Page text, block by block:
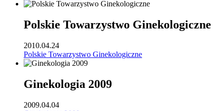
Polskie Towarzystwo Ginekologiczne
2010.04.24
Polskie Towarzystwo Ginekologiczne
Ginekologia 2009
2009.04.04